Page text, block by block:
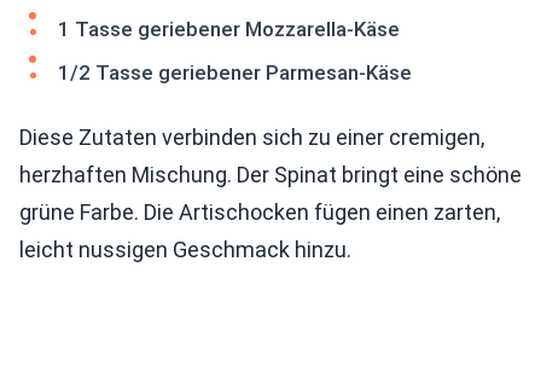
1 Tasse geriebener Mozzarella-Käse
1/2 Tasse geriebener Parmesan-Käse
Diese Zutaten verbinden sich zu einer cremigen,
herzhaften Mischung. Der Spinat bringt eine schöne
grüne Farbe. Die Artischocken fügen einen zarten,
leicht nussigen Geschmack hinzu.